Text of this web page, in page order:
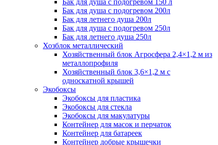
Бак для душа с подогревом 150 л
Бак для душа с подогревом 200л
Бак для летнего душа 200л
Бак для душа с подогревом 250л
Бак для летнего душа 250л
Хозблок металлический
Хозяйственный блок Агросфера 2,4×1,2 м из
металлопрофиля
Хозяйственный блок 3,6×1,2 м с
односкатной крышей
Экобоксы
Экобоксы для пластика
Экобоксы для стекла
Экобоксы для макулатуры
Контейнер для масок и перчаток
Контейнер для батареек
Контейнер добрые крышечки